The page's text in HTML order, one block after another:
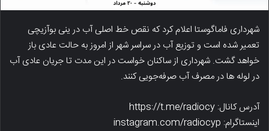
شهرداری فاماگوستا اعلام کرد که نقص خط اصلی آب در ینی بوآزیچی
تعمیر شده است و توزیع آب در سراسر شهر از امروز به حالت عادی باز
خواهد گشت. شهرداری از ساکنان خواست در این مدت تا جریان عادی آب
در لوله ها در مصرف آب صرفه‌جویی کنند.
آدرس کانال: https://t.me/radiocy
اینستاگرام: instagram.com/radiocyp